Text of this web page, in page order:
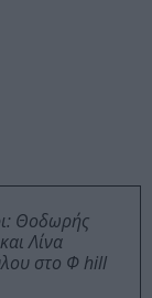
Θοδωρής
Λίνα
στο Φ hill